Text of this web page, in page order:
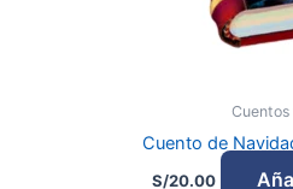
Cuentos
Cuento de
S/20.00